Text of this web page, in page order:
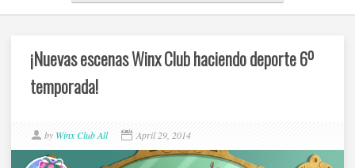
¡Nuevas escenas Winx Club haciendo deporte 6º
temporada!
by Winx Club All April 29, 2014